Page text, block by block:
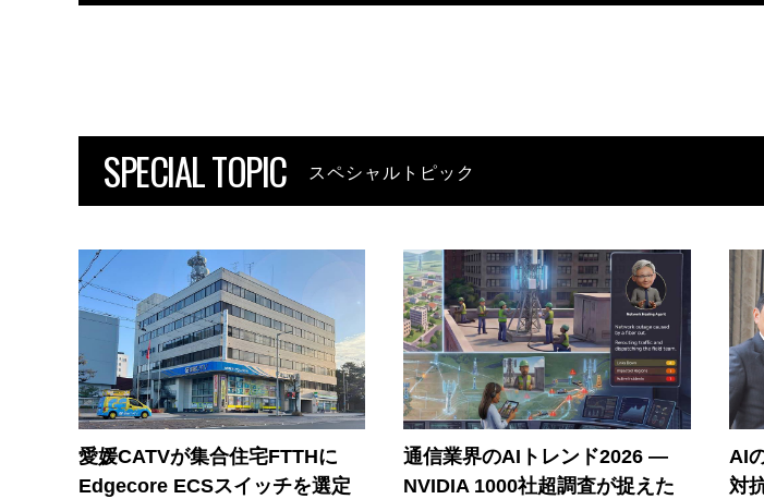
SPECIAL TOPIC スペシャルトピック
愛媛CATVが集合住宅FTTHに
Edgecore ECSスイッチを選定
通信業界のAIトレンド2026 ―
NVIDIA 1000社超調査が捉えた
AI
対